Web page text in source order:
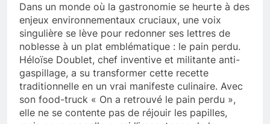
Dans un monde où la gastronomie se heurte à des
enjeux environnementaux cruciaux, une voix
singulière se lève pour redonner ses lettres de
noblesse à un plat emblématique : le pain perdu.
Héloïse Doublet, chef inventive et militante anti-
gaspillage, a su transformer cette recette
traditionnelle en un vrai manifeste culinaire. Avec
son food-truck « On a retrouvé le pain perdu »,
elle ne se contente pas de réjouir les papilles,